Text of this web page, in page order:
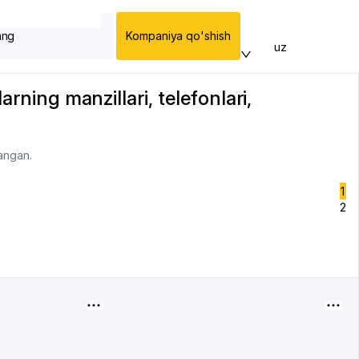
Kompaniya qo'shish
uz
manzillari, telefonlari,
1
2